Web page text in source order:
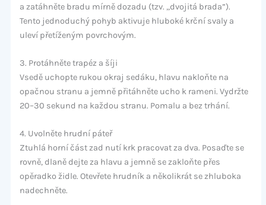
a zatáhněte bradu mírně dozadu (tzv. „dvojitá brada”).
Tento jednoduchý pohyb aktivuje hluboké krční svaly a
uleví přetíženým povrchovým.
3. Protáhněte trapéz a šíji
Vsedě uchopte rukou okraj sedáku, hlavu nakloňte na
opačnou stranu a jemně přitáhněte ucho k rameni. Vydržte
20–30 sekund na každou stranu. Pomalu a bez trhání.
4. Uvolněte hrudní páteř
Ztuhlá horní část zad nutí krk pracovat za dva. Posaďte se
rovně, dlaně dejte za hlavu a jemně se zakloňte přes
opěradko židle. Otevřete hrudník a několikrát se zhluboka
nadechněte.